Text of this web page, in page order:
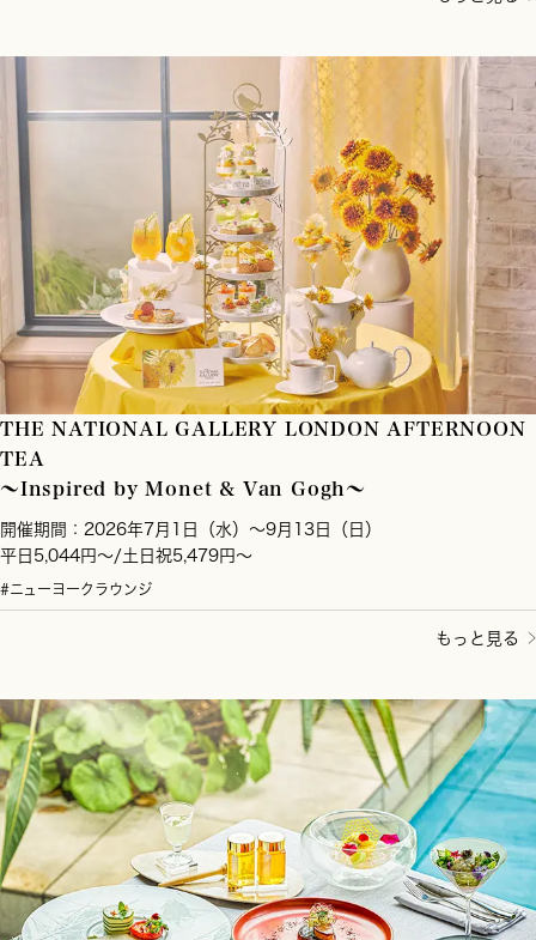
THE NATIONAL GALLERY LONDON AFTERNOON
TEA
～Inspired by Monet & Van Gogh～
開催期間：2026年7月1日（水）～9月13日（日）
平日5,044円～/土日祝5,479円～
#ニューヨークラウンジ
もっと見る